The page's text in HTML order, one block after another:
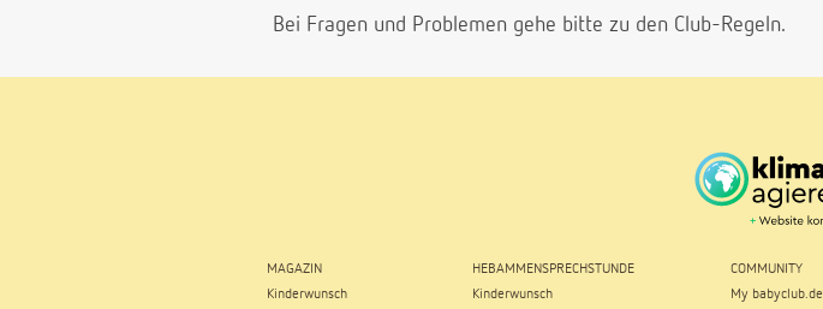
Bei Fragen und Problemen gehe bitte zu den Club-Regeln.
MAGAZIN
Kinderwunsch
HEBAMMENSPRECHSTUNDE
Kinderwunsch
COMMUNITY
My babyclub.de